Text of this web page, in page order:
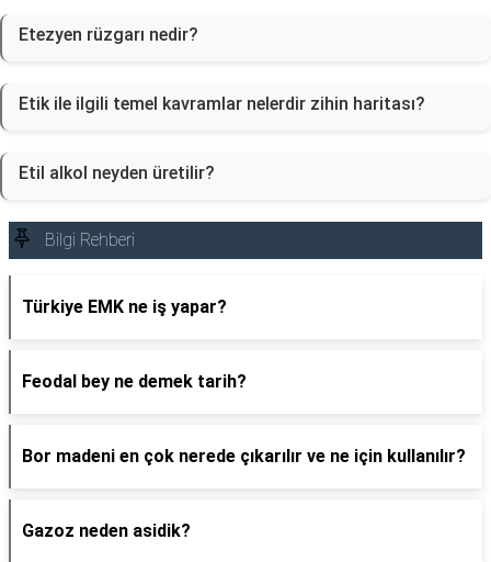
Etezyen rüzgarı nedir?
Etik ile ilgili temel kavramlar nelerdir zihin haritası?
Etil alkol neyden üretilir?
Bilgi Rehberi
Türkiye EMK ne iş yapar?
Feodal bey ne demek tarih?
Bor madeni en çok nerede çıkarılır ve ne için kullanılır?
Gazoz neden asidik?